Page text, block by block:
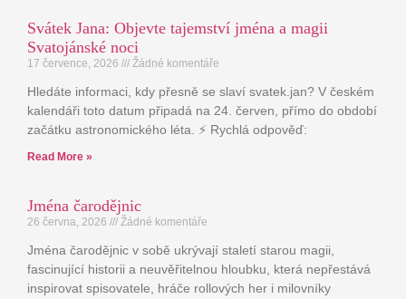
Svátek Jana: Objevte tajemství jména a magii
Svatojánské noci
17 července, 2026 Žádné komentáře
Hledáte informaci, kdy přesně se slaví svatek.jan? V českém
kalendáři toto datum připadá na 24. červen, přímo do období
začátku astronomického léta. ⚡ Rychlá odpověď:
Read More »
Jména čarodějnic
26 června, 2026 Žádné komentáře
Jména čarodějnic v sobě ukrývají staletí starou magii,
fascinující historii a neuvěřitelnou hloubku, která nepřestává
inspirovat spisovatele, hráče rollových her i milovníky